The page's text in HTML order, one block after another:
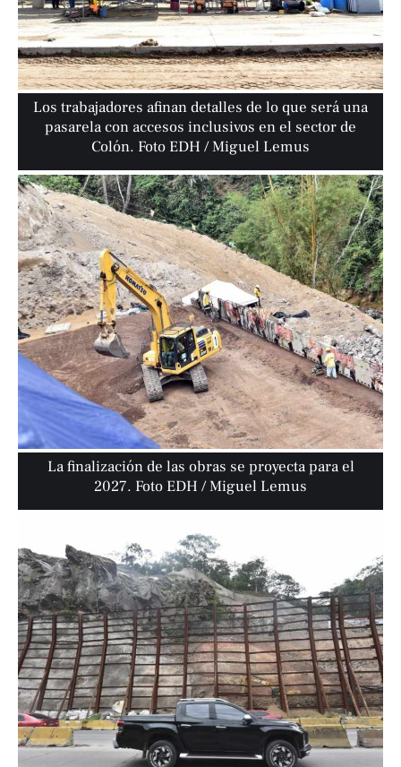
Los trabajadores afinan detalles de lo que será una
pasarela con accesos inclusivos en el sector de
Colón. Foto EDH / Miguel Lemus
La finalización de las obras se proyecta para el
2027. Foto EDH / Miguel Lemus